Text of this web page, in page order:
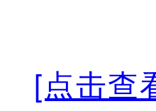
[点击查